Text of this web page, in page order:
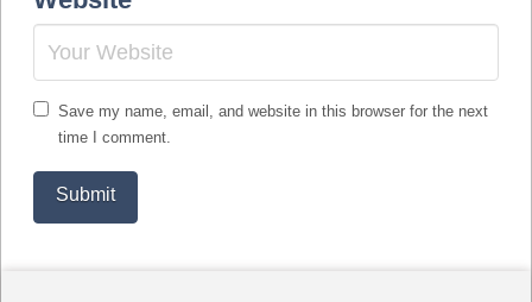
Save my name, email, and website in this browser for the next
time I comment.